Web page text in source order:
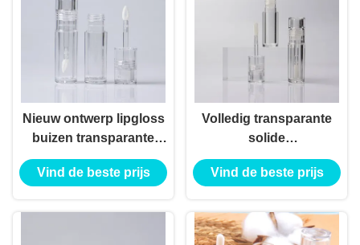
Nieuw ontwerp lipgloss
buizen transparante
cosmetische container
schattig lipgloss
container leveranciers
Vind de beste prijs
Volledig transparante
solide
lippenglazuurbuis lege
lippenglazuurcontainer
lippenglazuurbuizen
Vind de beste prijs